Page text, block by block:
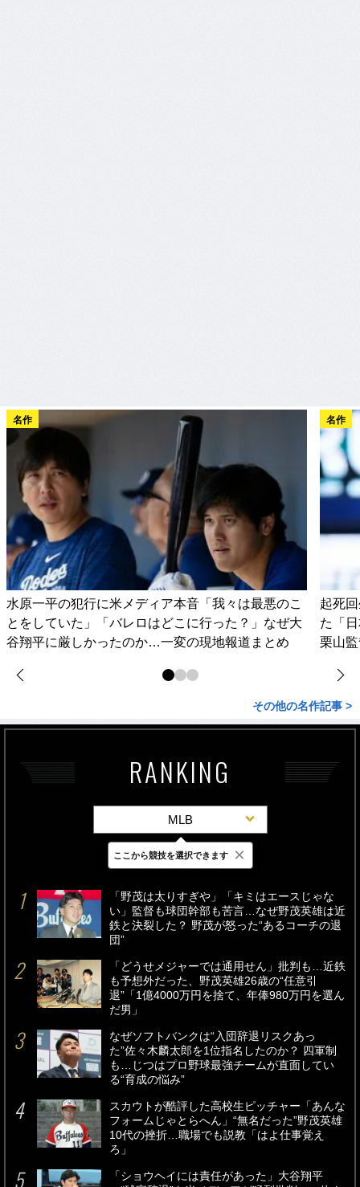
名作
水原一平の犯行に米メディア本音「我々は最悪のこ
とをしていた」「バレロはどこに行った？」なぜ大
谷翔平に厳しかったのか…一変の現地報道まとめ
名作
起死
た「
栗山
その他の名作記事 >
RANKING
MLB
最新 24時間 週間
「野茂は太りすぎや」「キミはエースじゃな
い」監督も球団幹部も苦言…なぜ野茂英雄は近
鉄と決裂した？ 野茂が怒った“あるコーチの退
団”
「どうせメジャーでは通用せん」批判も…近鉄
も予想外だった、野茂英雄26歳の“任意引
退”「1億4000万円を捨て、年俸980万円を選ん
だ男」
なぜソフトバンクは“入団辞退リスクあっ
た”佐々木麟太郎を1位指名したのか？ 四軍制
も…じつはプロ野球最強チームが直面してい
る“育成の悩み”
スカウトが酷評した高校生ピッチャー「あんな
フォームじゃとらへん」“無名だった”野茂英雄
10代の挫折…職場でも説教「はよ仕事覚え
ろ」
「ショウヘイには責任があった」大谷翔平
ここから競技を選択できます ×